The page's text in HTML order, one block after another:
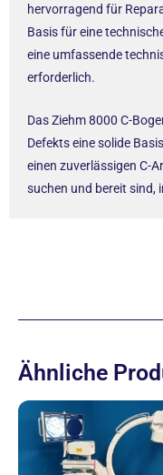
hervorragend für
Basis für eine
eine umfassende
erforderlich.
Das Ziehm 8000 C-
Defekts eine solide
einen zuverlässigen C-
suchen und bereit sind,
Ähnliche